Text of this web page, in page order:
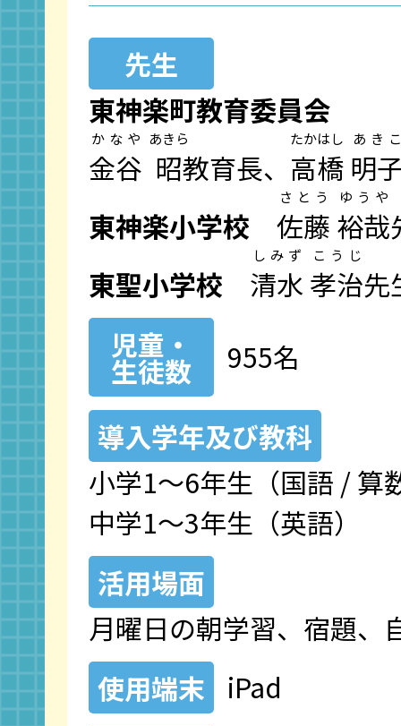
先生
東神楽町教育委員会
金谷
かなや
昭
あきら
教育長、 高橋
たかはし
明
あきこ
東神楽小学校 佐藤
さとう
裕哉
ゆうや
東聖小学校
清水
しみず
孝治
こうじ
先
児童・
生徒数 955名
導入学年及び教科
小学1～6年生（国語 / 算
中学1～3年生（英語）
活用場面
月曜日の朝学習、宿題、
使用端末
iPad